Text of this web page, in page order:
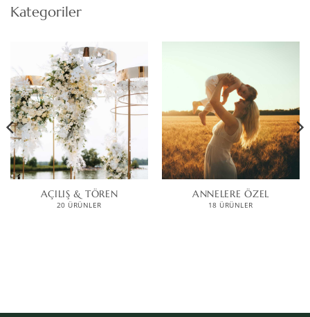
Kategoriler
AÇILIŞ & TÖREN
20 ÜRÜNLER
ANNELERE ÖZEL
18 ÜRÜNLER